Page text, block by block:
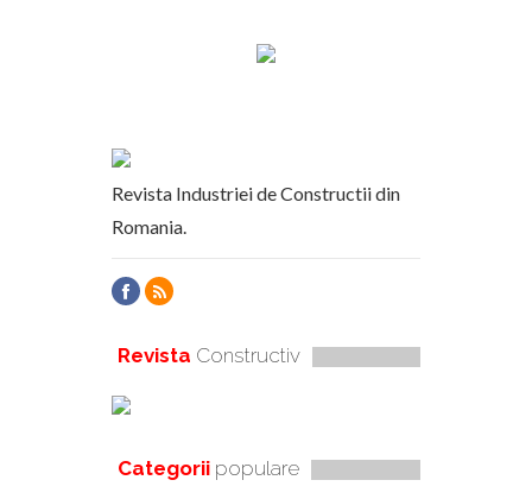
Revista Industriei de Constructii din
Romania.
Revista Constructiv
Categorii populare